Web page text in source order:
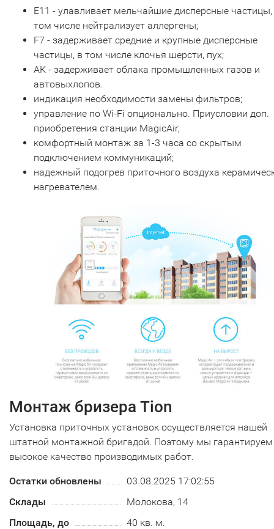
Е11 - улавливает мельчайшие дисперсные частицы,
том числе нейтрализует аллергены;
F7 - задерживает средние и крупные дисперсные
частицы, в том числе клочья шерсти, пух;
АК - задерживает облака промышленных газов и
автовыхлопов.
индикация необходимости замены фильтров;
управление по Wi-Fi опционально. Приусловии доп.
приобретения станции MagicAir;
комфортный монтаж за 1-3 часа со скрытым
подключением коммуникаций;
надежный подогрев приточного воздуха
нагревателем.
Монтаж бризера Tion
Установка приточных установок осуществляется нашей
штатной монтажной бригадой. Поэтому мы гарантируем
высокое качество производимых работ.
Остатки обновлены
03.08.2025 17:02:55
Склады
Молокова, 14
Площадь, до
40 кв. м.